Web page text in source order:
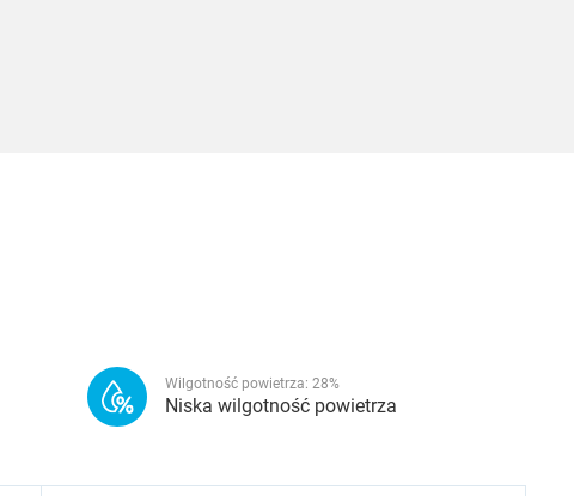
Wilgotność powietrza: 28%
Niska wilgotność powietrza